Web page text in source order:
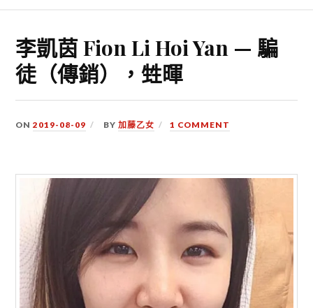
李凱茵 Fion Li Hoi Yan — 騙
徒（傳銷），甡暉
ON2019-08-09 BY加藤乙女 1 COMMENT